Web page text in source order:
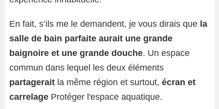
En fait, s’ils me le demandent, je vous dirais que la
salle de bain parfaite aurait une grande
baignoire et une grande douche. Un espace
commun dans lequel les deux éléments
partagerait la même région et surtout, écran et
carrelage Protéger l'espace aquatique.